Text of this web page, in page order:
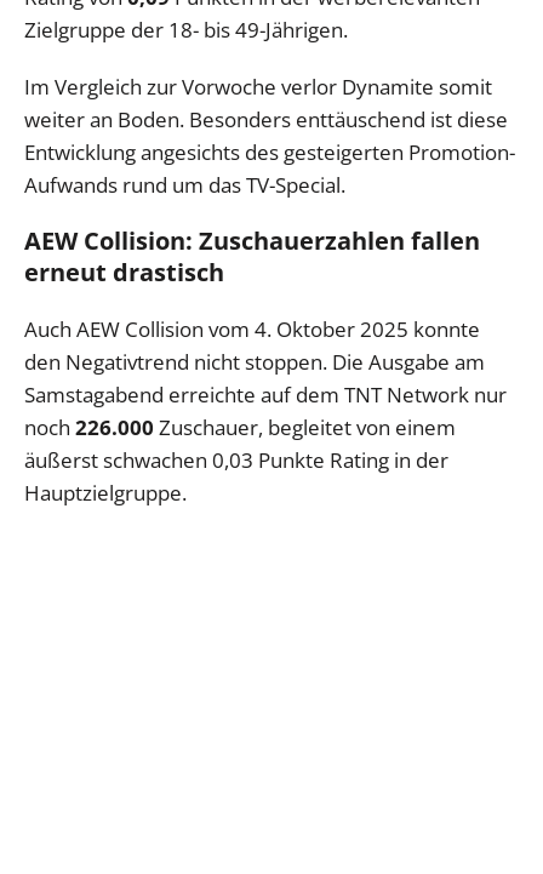
Zielgruppe der 18- bis 49-Jährigen.
Im Vergleich zur Vorwoche verlor Dynamite somit
weiter an Boden. Besonders enttäuschend ist diese
Entwicklung angesichts des gesteigerten Promotion-
Aufwands rund um das TV-Special.
AEW Collision: Zuschauerzahlen fallen
erneut drastisch
Auch AEW Collision vom 4. Oktober 2025 konnte
den Negativtrend nicht stoppen. Die Ausgabe am
Samstagabend erreichte auf dem TNT Network nur
noch 226.000 Zuschauer, begleitet von einem
äußerst schwachen 0,03 Punkte Rating in der
Hauptzielgruppe.